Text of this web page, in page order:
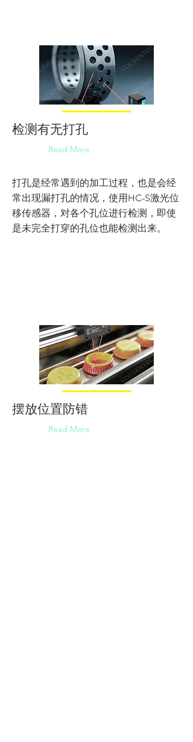
检测有无打孔
Read More
打孔是经常遇到的加工过程，也是会经
常出现漏打孔的情况，使用HC-S激光位
移传感器，对各个孔位进行检测，即使
是未完全打穿的孔位也能检测出来。
摆放位置防错
Read More